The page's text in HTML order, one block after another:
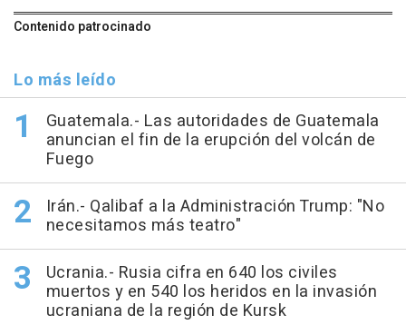
Contenido patrocinado
Lo más leído
Guatemala.- Las autoridades de Guatemala
anuncian el fin de la erupción del volcán de
Fuego
Irán.- Qalibaf a la Administración Trump: "No
necesitamos más teatro"
Ucrania.- Rusia cifra en 640 los civiles
muertos y en 540 los heridos en la invasión
ucraniana de la región de Kursk